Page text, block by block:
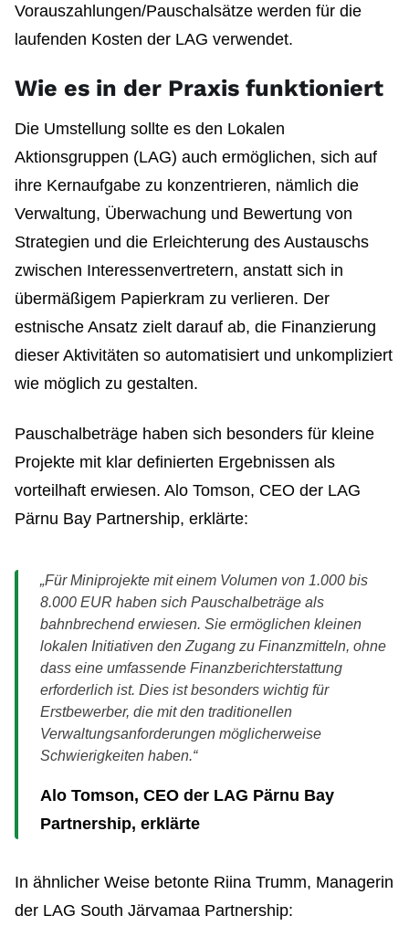
Vorauszahlungen/Pauschalsätze werden für die
laufenden Kosten der LAG verwendet.
Wie es in der Praxis funktioniert
Die Umstellung sollte es den Lokalen
Aktionsgruppen (LAG) auch ermöglichen, sich auf
ihre Kernaufgabe zu konzentrieren, nämlich die
Verwaltung, Überwachung und Bewertung von
Strategien und die Erleichterung des Austauschs
zwischen Interessenvertretern, anstatt sich in
übermäßigem Papierkram zu verlieren. Der
estnische Ansatz zielt darauf ab, die Finanzierung
dieser Aktivitäten so automatisiert und unkompliziert
wie möglich zu gestalten.
Pauschalbeträge haben sich besonders für kleine
Projekte mit klar definierten Ergebnissen als
vorteilhaft erwiesen. Alo Tomson, CEO der LAG
Pärnu Bay Partnership, erklärte:
„Für Miniprojekte mit einem Volumen von 1.000 bis
8.000 EUR haben sich Pauschalbeträge als
bahnbrechend erwiesen. Sie ermöglichen kleinen
lokalen Initiativen den Zugang zu Finanzmitteln, ohne
dass eine umfassende Finanzberichterstattung
erforderlich ist. Dies ist besonders wichtig für
Erstbewerber, die mit den traditionellen
Verwaltungsanforderungen möglicherweise
Schwierigkeiten haben.“
Alo Tomson, CEO der LAG Pärnu Bay
Partnership, erklärte
In ähnlicher Weise betonte Riina Trumm, Managerin
der LAG South Järvamaa Partnership: